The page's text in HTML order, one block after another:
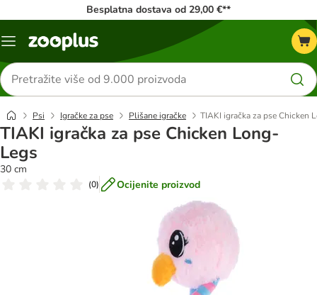
Besplatna dostava od 29,00 €**
Izbornik
Traži
proizvode
Psi Igračke za pse Plišane igračke TIAKI igračka za pse Chicken
TIAKI igračka za pse Chicken Long-
Legs
30 cm
(0) Ocijenite proizvod